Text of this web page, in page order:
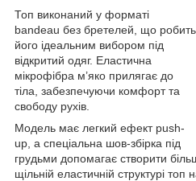
Топ виконаний у форматі
bandeau без бретелей, що робить
його ідеальним вибором під
відкритий одяг. Еластична
мікрофібра м’яко прилягає до
тіла, забезпечуючи комфорт та
свободу рухів.
Модель має легкий ефект push-
up, а спеціальна шов-збірка під
грудьми допомагає створити
щільній еластичній структурі топ